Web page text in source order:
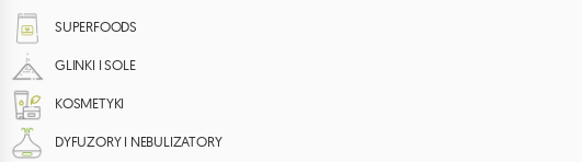
SUPERFOODS
GLINKI I SOLE
KOSMETYKI
DYFUZORY I NEBULIZATORY